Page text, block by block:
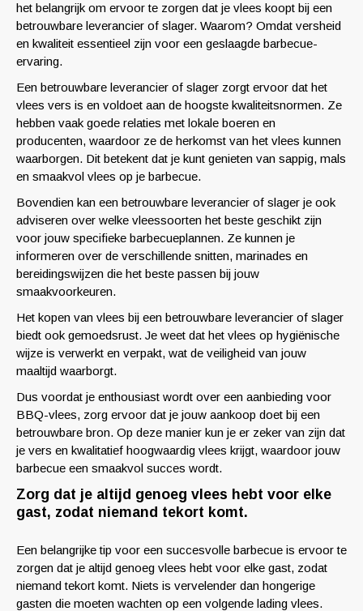
het belangrijk om ervoor te zorgen dat je vlees koopt bij een
betrouwbare leverancier of slager. Waarom? Omdat versheid
en kwaliteit essentieel zijn voor een geslaagde barbecue-
ervaring.
Een betrouwbare leverancier of slager zorgt ervoor dat het
vlees vers is en voldoet aan de hoogste kwaliteitsnormen. Ze
hebben vaak goede relaties met lokale boeren en
producenten, waardoor ze de herkomst van het vlees kunnen
waarborgen. Dit betekent dat je kunt genieten van sappig, mals
en smaakvol vlees op je barbecue.
Bovendien kan een betrouwbare leverancier of slager je ook
adviseren over welke vleessoorten het beste geschikt zijn
voor jouw specifieke barbecueplannen. Ze kunnen je
informeren over de verschillende snitten, marinades en
bereidingswijzen die het beste passen bij jouw
smaakvoorkeuren.
Het kopen van vlees bij een betrouwbare leverancier of slager
biedt ook gemoedsrust. Je weet dat het vlees op hygiënische
wijze is verwerkt en verpakt, wat de veiligheid van jouw
maaltijd waarborgt.
Dus voordat je enthousiast wordt over een aanbieding voor
BBQ-vlees, zorg ervoor dat je jouw aankoop doet bij een
betrouwbare bron. Op deze manier kun je er zeker van zijn dat
je vers en kwalitatief hoogwaardig vlees krijgt, waardoor jouw
barbecue een smaakvol succes wordt.
Zorg dat je altijd genoeg vlees hebt voor elke
gast, zodat niemand tekort komt.
Een belangrijke tip voor een succesvolle barbecue is ervoor te
zorgen dat je altijd genoeg vlees hebt voor elke gast, zodat
niemand tekort komt. Niets is vervelender dan hongerige
gasten die moeten wachten op een volgende lading vlees.